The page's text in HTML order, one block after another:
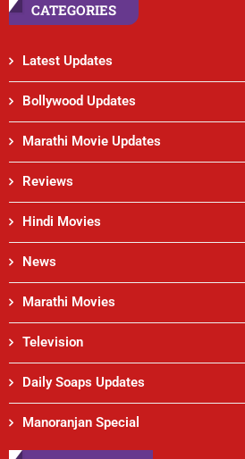
CATEGORIES
Latest Updates
Bollywood Updates
Marathi Movie Updates
Reviews
Hindi Movies
News
Marathi Movies
Television
Daily Soaps Updates
Manoranjan Special